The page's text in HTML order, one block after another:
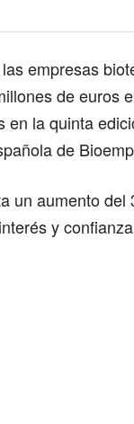
empresas
de euros
la quinta
de
un aumento
y